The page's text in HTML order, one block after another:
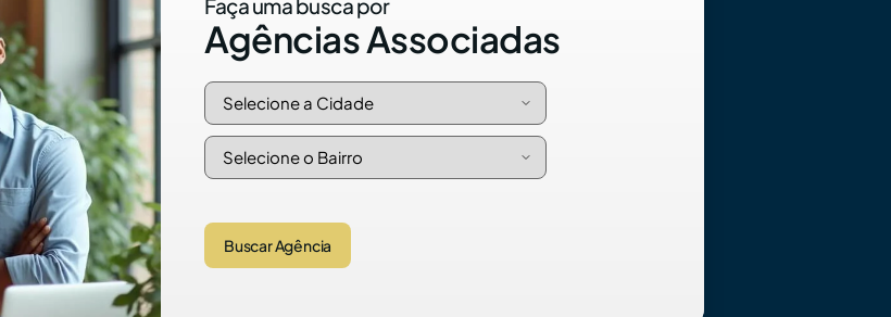
Faça uma busca por
Agências Associadas
Buscar Agência